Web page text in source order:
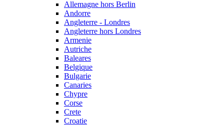
Allemagne hors Berlin
Andorre
Angleterre - Londres
Angleterre hors Londres
Armenie
Autriche
Baleares
Belgique
Bulgarie
Canaries
Chypre
Corse
Crete
Croatie